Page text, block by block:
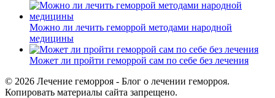
Можно ли лечить геморрой методами народной
медицины
Может ли пройти геморрой сам по себе без лечения
© 2026 Лечение геморроя - Блог о лечении геморроя.
Копировать материалы сайта запрещено.